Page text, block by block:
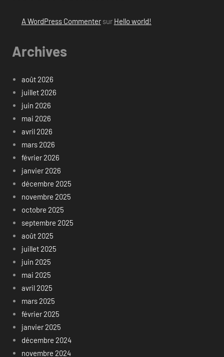
A WordPress Commentersur Hello world!
Archives
août 2026
juillet 2026
juin 2026
mai 2026
avril 2026
mars 2026
février 2026
janvier 2026
décembre 2025
novembre 2025
octobre 2025
septembre 2025
août 2025
juillet 2025
juin 2025
mai 2025
avril 2025
mars 2025
février 2025
janvier 2025
décembre 2024
novembre 2024